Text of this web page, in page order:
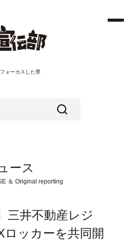
ォーカスした専
ース
＆ Original reporting
三井不動産レジ
ッカーを共同開